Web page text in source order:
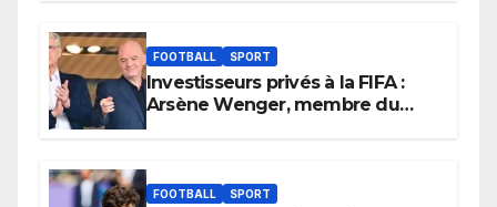
FOOTBALL SPORT
Investisseurs privés à la FIFA :
Arsène Wenger, membre du
FOOTBALL SPORT